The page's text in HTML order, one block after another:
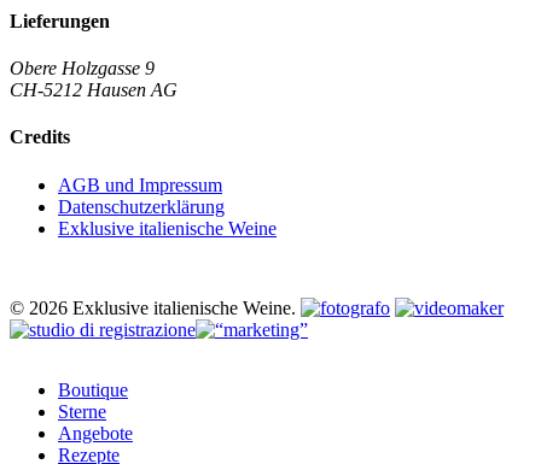
Lieferungen
Obere Holzgasse 9
CH-5212 Hausen AG
Credits
AGB und Impressum
Datenschutzerklärung
Exklusive italienische Weine
© 2026 Exklusive italienische Weine.
Close
Menu
Boutique
Sterne
Angebote
Rezepte